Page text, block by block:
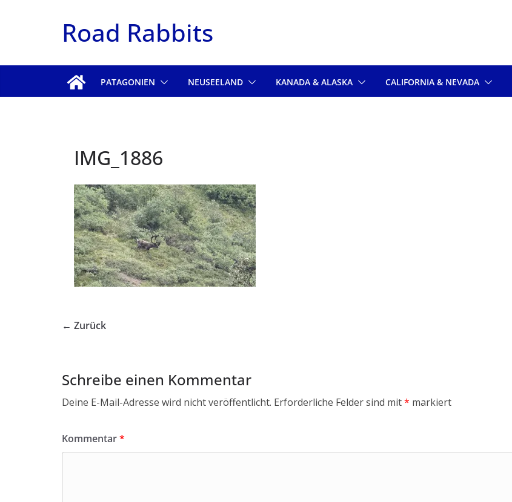
Road Rabbits
PATAGONIEN NEUSEELAND KANADA & ALASKA CALIFORNIA & NEVADA
IMG_1886
← Zurück
Schreibe einen Kommentar
Deine E-Mail-Adresse wird nicht veröffentlicht. Erforderliche Felder sind mit* markiert
Kommentar*